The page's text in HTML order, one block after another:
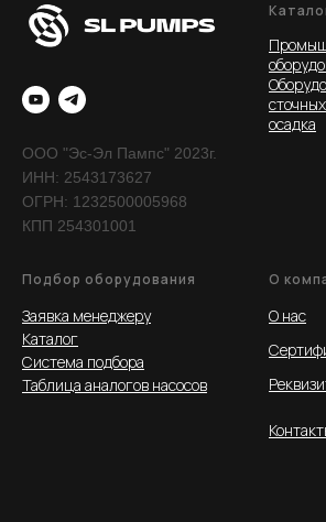
Реализованные проекты
О компании
ООО "Эс-Эл Пампс" 2023г.
ООО "Эс-Эл Пампс" 2023г.
ИНН: 2543173627
ОГРН: 1232500005968
КПП 254301001
осадка
Подбор оборудования
Заявка менеджеру
Каталог
Система подбора
Таблица аналогов насосов
О
О нас